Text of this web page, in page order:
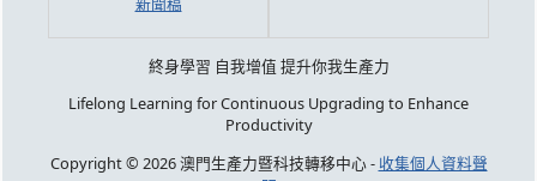
終身學習 自我增值 提升你我生產力
Lifelong Learning for Continuous Upgrading to Enhance
Productivity
Copyright © 2026 澳門生產力暨科技轉移中心 - 收集個人資料聲